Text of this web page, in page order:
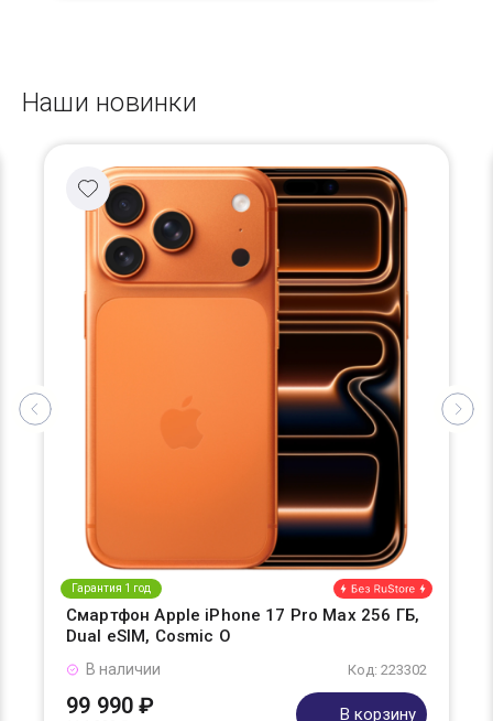
Наши новинки
Гарантия 1 год
Смартфон Apple iPhone 17 Pro Max 256 ГБ,
Dual eSIM, Cosmic O
Код: 223302
В наличии
99 990 ₽ В корзину